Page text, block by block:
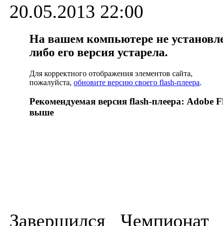
20.05.2013 22:00
На вашем компьютере не
либо его версия устарела.
Для корректного отображения элементов сайта,
пожалуйста, обновите версию своего flash-плеера.
Рекомендуемая версия flash-плеера: Adobe
выше
Завершился